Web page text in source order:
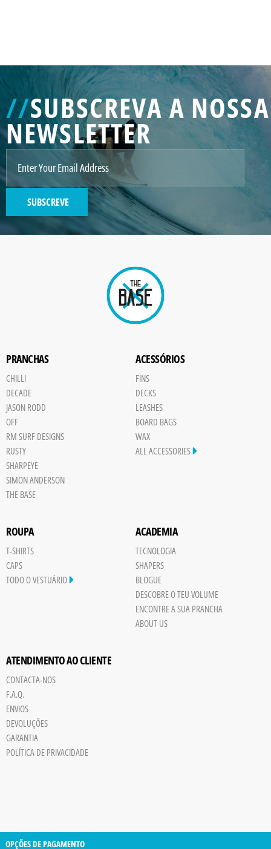
//SUBSCREVA A NOSSA
NEWSLETTER
SUBSCREVE
PRANCHAS
CHILLI
DECADE
JASON RODD
OFF
RM SURF DESIGNS
RUSTY
SHARPEYE
SIMON ANDERSON
THE BASE
ACESSÓRIOS
FINS
DECKS
LEASHES
BOARD BAGS
WAX
ALL ACCESSORIES
ROUPA
T-SHIRTS
CAPS
TODO O VESTUÁRIO
ACADEMIA
TECNOLOGIA
SHAPERS
BLOGUE
DESCOBRE O TEU VOLUME
ENCONTRE A SUA PRANCHA
ABOUT US
ATENDIMENTO AO CLIENTE
CONTACTA-NOS
F.A.Q.
ENVIOS
DEVOLUÇÕES
GARANTIA
POLÍTICA DE PRIVACIDADE
OPÇÕES DE PAGAMENTO